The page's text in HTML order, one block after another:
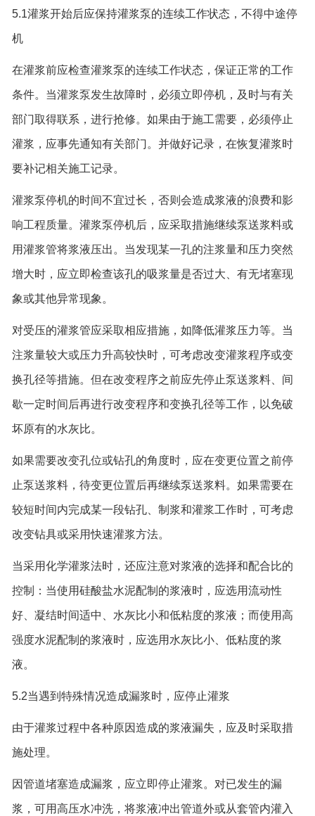
5.1灌浆开始后应保持灌浆泵的连续工作状态，不得中途停
机
在灌浆前应检查灌浆泵的连续工作状态，保证正常的工作
条件。当灌浆泵发生故障时，必须立即停机，及时与有关
部门取得联系，进行抢修。如果由于施工需要，必须停止
灌浆，应事先通知有关部门。并做好记录，在恢复灌浆时
要补记相关施工记录。
灌浆泵停机的时间不宜过长，否则会造成浆液的浪费和影
响工程质量。灌浆泵停机后，应采取措施继续泵送浆料或
用灌浆管将浆液压出。当发现某一孔的注浆量和压力突然
增大时，应立即检查该孔的吸浆量是否过大、有无堵塞现
象或其他异常现象。
对受压的灌浆管应采取相应措施，如降低灌浆压力等。当
注浆量较大或压力升高较快时，可考虑改变灌浆程序或变
换孔径等措施。但在改变程序之前应先停止泵送浆料、间
歇一定时间后再进行改变程序和变换孔径等工作，以免破
坏原有的水灰比。
如果需要改变孔位或钻孔的角度时，应在变更位置之前停
止泵送浆料，待变更位置后再继续泵送浆料。如果需要在
较短时间内完成某一段钻孔、制浆和灌浆工作时，可考虑
改变钻具或采用快速灌浆方法。
当采用化学灌浆法时，还应注意对浆液的选择和配合比的
控制：当使用硅酸盐水泥配制的浆液时，应选用流动性
好、凝结时间适中、水灰比小和低粘度的浆液；而使用高
强度水泥配制的浆液时，应选用水灰比小、低粘度的浆
液。
5.2当遇到特殊情况造成漏浆时，应停止灌浆
由于灌浆过程中各种原因造成的浆液漏失，应及时采取措
施处理。
因管道堵塞造成漏浆，应立即停止灌浆。对已发生的漏
浆，可用高压水冲洗，将浆液冲出管道外或从套管内灌入